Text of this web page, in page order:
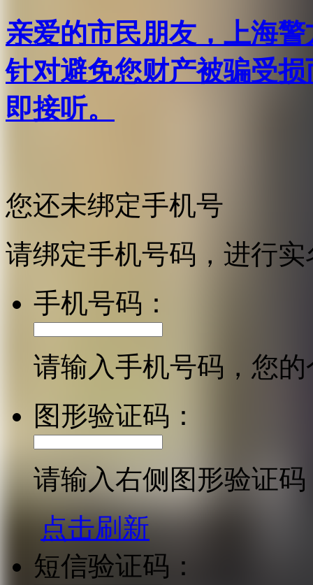
亲爱的市民朋友，上海
针对避免您财产被骗受
即接听。
您还未绑定手机号
请绑定手机号码，进行
手机号码：
请输入手机号码，您
图形验证码：
请输入右侧图形验证码
点击刷新
短信验证码：